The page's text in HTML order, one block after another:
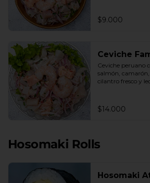
$9.000
Ceviche
Ceviche peruano
salmón,
cilantro fresco y
$14.000
Hosomaki Rolls
Hosomaki